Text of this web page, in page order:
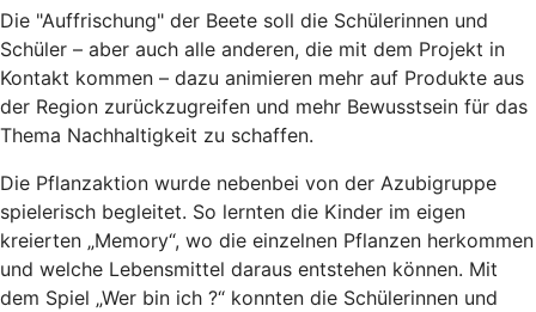
Die "Auffrischung" der Beete soll die Schülerinnen und
Schüler – aber auch alle anderen, die mit dem Projekt in
Kontakt kommen – dazu animieren mehr auf Produkte aus
der Region zurückzugreifen und mehr Bewusstsein für das
Thema Nachhaltigkeit zu schaffen.
Die Pflanzaktion wurde nebenbei von der Azubigruppe
spielerisch begleitet. So lernten die Kinder im eigen
kreierten „Memory“, wo die einzelnen Pflanzen herkommen
und welche Lebensmittel daraus entstehen können. Mit
dem Spiel „Wer bin ich ?“ konnten die Schülerinnen und